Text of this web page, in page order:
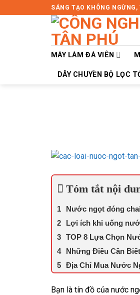
to
SÁNG TẠO KHÔNG
MÁY LÀM ĐÁ VIÊN
DÂY CHUYỀN BỘ LỌC
Tóm tắt nội
Nước ngọt đóng
Lợi ích khi uống
TOP 8 Lựa Chọn
Những Điều Cần
Địa Chỉ Mua Nước
Bạn là tín đồ của nước